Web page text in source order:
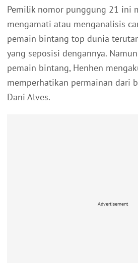
Pemilik nomor punggung 21 ini
mengamati atau menganalisis
pemain bintang top dunia
yang seposisi dengannya.
pemain bintang, Henhen
memperhatikan permainan dari
Dani Alves.
Advertisement